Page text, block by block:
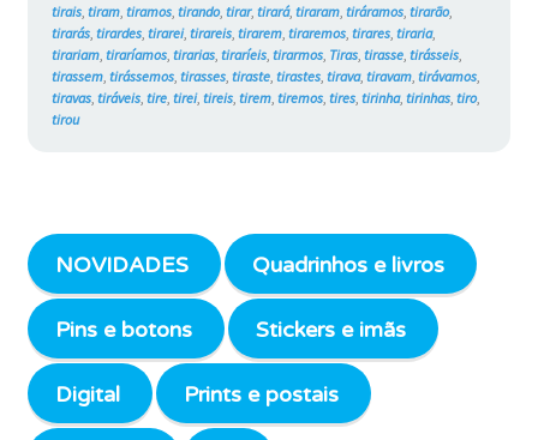
tirais, tiram, tiramos, tirando, tirar, tirará, tiraram, tiráramos, tirarão,
tirarás, tirardes, tirarei, tirareis, tirarem, tiraremos, tirares, tiraria,
tirariam, tiraríamos, tirarias, tiraríeis, tirarmos, Tiras, tirasse, tirásseis,
tirassem, tirássemos, tirasses, tiraste, tirastes, tirava, tiravam, tirávamos,
tiravas, tiráveis, tire, tirei, tireis, tirem, tiremos, tires, tirinha, tirinhas, tiro,
tirou
NOVIDADES Quadrinhos e livros
Pins e botons Stickers e imãs
Digital Prints e postais